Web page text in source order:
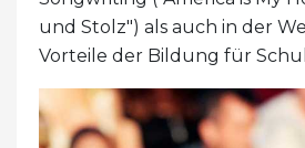
und Stolz") als auch in der
Vorteile der Bildung für